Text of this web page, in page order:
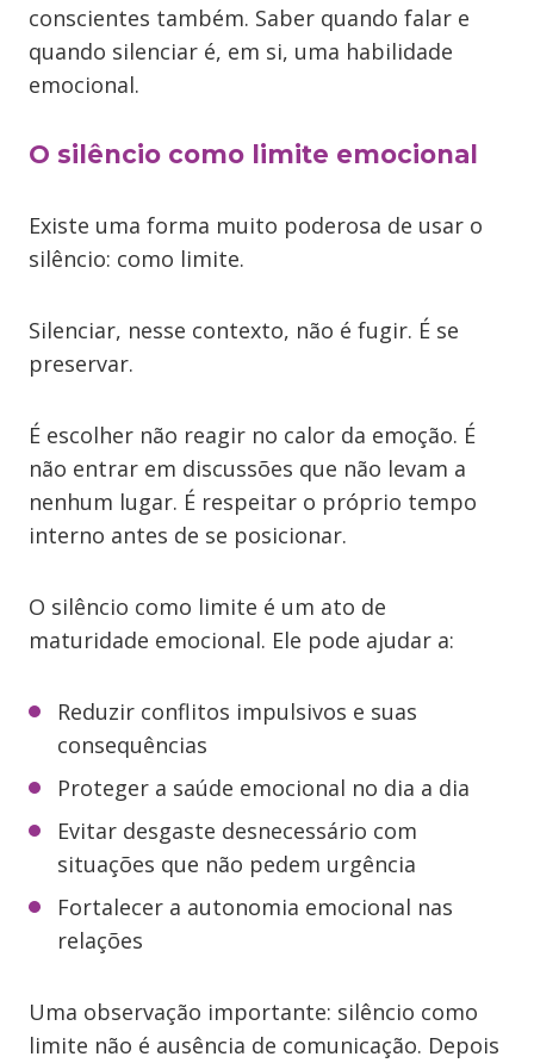
conscientes também. Saber quando falar e
quando silenciar é, em si, uma habilidade
emocional.
O silêncio como limite emocional
Existe uma forma muito poderosa de usar o
silêncio: como limite.
Silenciar, nesse contexto, não é fugir. É se
preservar.
É escolher não reagir no calor da emoção. É
não entrar em discussões que não levam a
nenhum lugar. É respeitar o próprio tempo
interno antes de se posicionar.
O silêncio como limite é um ato de
maturidade emocional. Ele pode ajudar a:
Reduzir conflitos impulsivos e suas
consequências
Proteger a saúde emocional no dia a dia
Evitar desgaste desnecessário com
situações que não pedem urgência
Fortalecer a autonomia emocional nas
relações
Uma observação importante: silêncio como
limite não é ausência de comunicação. Depois